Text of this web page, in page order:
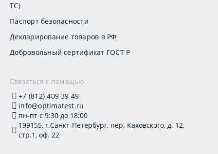
ТС)
Паспорт безопасности
Декларирование товаров в РФ
Добровольный сертификат ГОСТ Р
Связаться с помощью
+7 (812) 409 39 49
info@optimatest.ru
пн-пт с 9:30 до 18:00
199155, г.Санкт-Петербург, пер. Каховского, д. 12,
стр.1, оф. 22